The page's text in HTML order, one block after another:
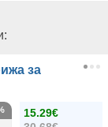
за
15.29€